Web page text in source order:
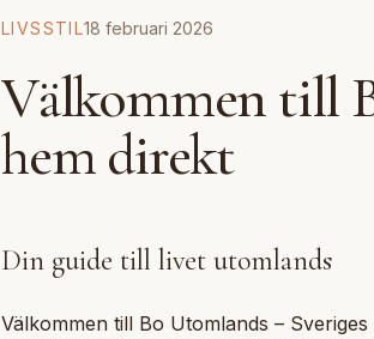
LIVSSTIL18 februari 2026
Välkommen till
hem direkt
Din guide till livet utomlands
Välkommen till Bo Utomlands –